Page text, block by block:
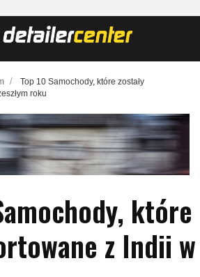
/
Top 10 Samochody, które zostały
roku
które
z Indii